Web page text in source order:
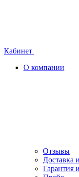
Кабинет
О компании
Отзывы
Доставка
Гарантия